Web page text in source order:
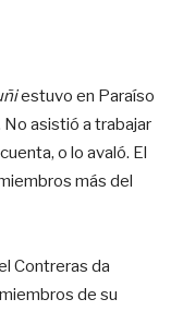
estuvo en Paraíso
No asistió a trabajar
o lo avaló. El
más del
Contreras da
de su